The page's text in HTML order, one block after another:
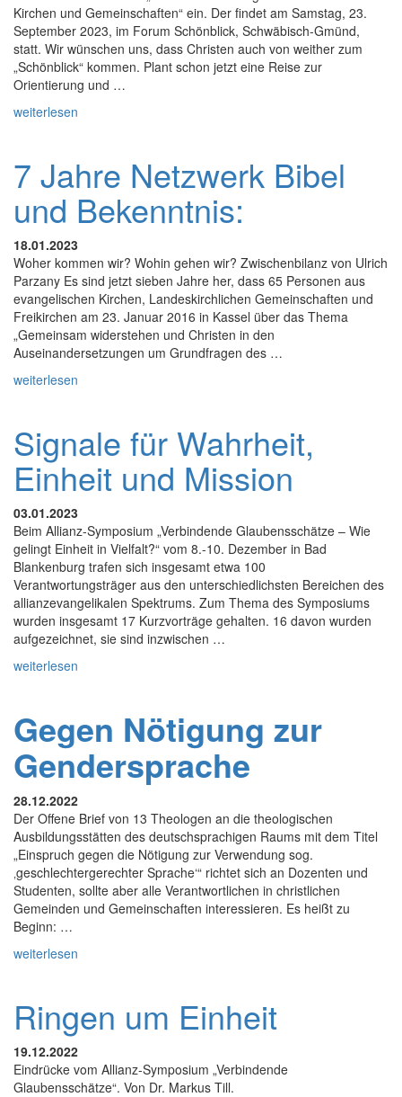
Kirchen und Gemeinschaften“ ein. Der findet am Samstag, 23.
September 2023, im Forum Schönblick, Schwäbisch-Gmünd,
statt. Wir wünschen uns, dass Christen auch von weither zum
„Schönblick“ kommen. Plant schon jetzt eine Reise zur
Orientierung und …
weiterlesen
7 Jahre Netzwerk Bibel
und Bekenntnis:
18.01.2023
Woher kommen wir? Wohin gehen wir? Zwischenbilanz von Ulrich
Parzany Es sind jetzt sieben Jahre her, dass 65 Personen aus
evangelischen Kirchen, Landeskirchlichen Gemeinschaften und
Freikirchen am 23. Januar 2016 in Kassel über das Thema
„Gemeinsam widerstehen und Christen in den
Auseinandersetzungen um Grundfragen des …
weiterlesen
Signale für Wahrheit,
Einheit und Mission
03.01.2023
Beim Allianz-Symposium „Verbindende Glaubensschätze – Wie
gelingt Einheit in Vielfalt?“ vom 8.-10. Dezember in Bad
Blankenburg trafen sich insgesamt etwa 100
Verantwortungsträger aus den unterschiedlichsten Bereichen des
allianzevangelikalen Spektrums. Zum Thema des Symposiums
wurden insgesamt 17 Kurzvorträge gehalten. 16 davon wurden
aufgezeichnet, sie sind inzwischen …
weiterlesen
Gegen Nötigung zur
Gendersprache
28.12.2022
Der Offene Brief von 13 Theologen an die theologischen
Ausbildungsstätten des deutschsprachigen Raums mit dem Titel
„Einspruch gegen die Nötigung zur Verwendung sog.
‚geschlechtergerechter Sprache‘“ richtet sich an Dozenten und
Studenten, sollte aber alle Verantwortlichen in christlichen
Gemeinden und Gemeinschaften interessieren. Es heißt zu
Beginn: …
weiterlesen
Ringen um Einheit
19.12.2022
Eindrücke vom Allianz-Symposium „Verbindende
Glaubensschätze“. Von Dr. Markus Till.